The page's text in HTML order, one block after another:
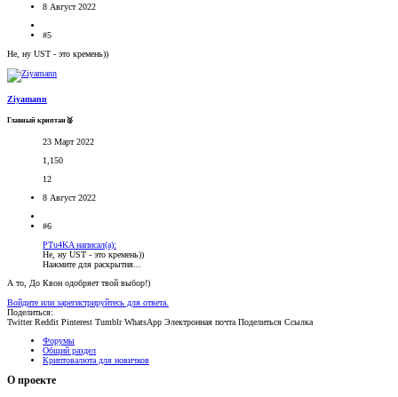
8 Август 2022
#5
Не, ну UST - это кремень))
Ziyamann
Главный криптан🥈
23 Март 2022
1,150
12
8 Август 2022
#6
PTu4KA написал(а):
Не, ну UST - это кремень))
Нажмите для раскрытия...
А то, До Квон одобряет твой выбор!)
Войдите или зарегистрируйтесь для ответа.
Поделиться:
Twitter Reddit Pinterest Tumblr WhatsApp Электронная почта Поделиться Ссылка
Форумы
Общий раздел
Криптовалюта для новичков
О проекте